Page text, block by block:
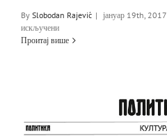
By Slobodan Rajević | јануар 19th, 2017
искљученина
Емисија
Проитај више